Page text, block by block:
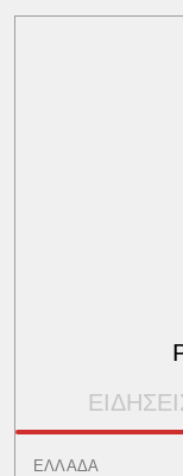
ΕΛΛΑΔΑ